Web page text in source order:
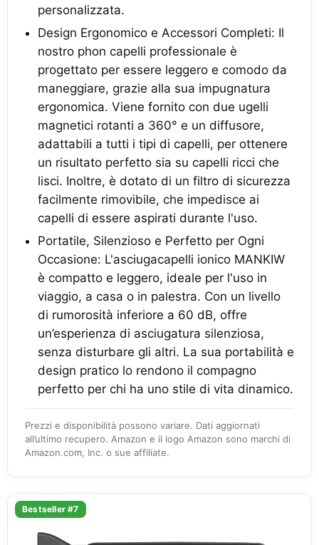
personalizzata.
Design Ergonomico e Accessori Completi: Il
nostro phon capelli professionale è
progettato per essere leggero e comodo da
maneggiare, grazie alla sua impugnatura
ergonomica. Viene fornito con due ugelli
magnetici rotanti a 360° e un diffusore,
adattabili a tutti i tipi di capelli, per ottenere
un risultato perfetto sia su capelli ricci che
lisci. Inoltre, è dotato di un filtro di sicurezza
facilmente rimovibile, che impedisce ai
capelli di essere aspirati durante l'uso.
Portatile, Silenzioso e Perfetto per Ogni
Occasione: L'asciugacapelli ionico MANKIW
è compatto e leggero, ideale per l'uso in
viaggio, a casa o in palestra. Con un livello
di rumorosità inferiore a 60 dB, offre
un’esperienza di asciugatura silenziosa,
senza disturbare gli altri. La sua portabilità e
design pratico lo rendono il compagno
perfetto per chi ha uno stile di vita dinamico.
Prezzi e disponibilità possono variare. Dati aggiornati
all’ultimo recupero. Amazon e il logo Amazon sono marchi di
Amazon.com, Inc. o sue affiliate.
Bestseller #7